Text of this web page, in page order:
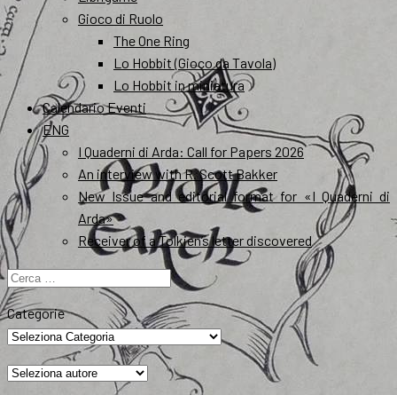
Gioco di Ruolo
The One Ring
Lo Hobbit (Gioco da Tavola)
Lo Hobbit in miniatura
Calendario Eventi
ENG
I Quaderni di Arda: Call for Papers 2026
An interview with R. Scott Bakker
New Issue and editorial format for «I Quaderni di
Arda»
Receiver of a Tolkien’s letter discovered
Ricerca
per:
Categorie